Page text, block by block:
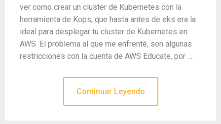
ver como crear un cluster de Kubernetes con la
herramienta de Kops, que hasta antes de eks era la
ideal para desplegar tu cluster de Kubernetes en
AWS. El problema al que me enfrenté, son algunas
restricciones con la cuenta de AWS Educate, por …
Continuar Leyendo